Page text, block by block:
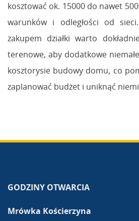
kosztować ok. 15000 do nawet
warunków i odległości od
zakupem działki warto
terenowe, aby dodatkowe
kosztorysie budowy domu, co
zaplanować budżet i uniknąć
GODZINY OTWARCIA
Mrówka Kościerzyna